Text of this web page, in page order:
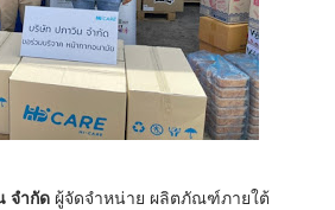
จำกัดผู้จัดจำหน่าย ผลิตภัณฑ์ภายใต้